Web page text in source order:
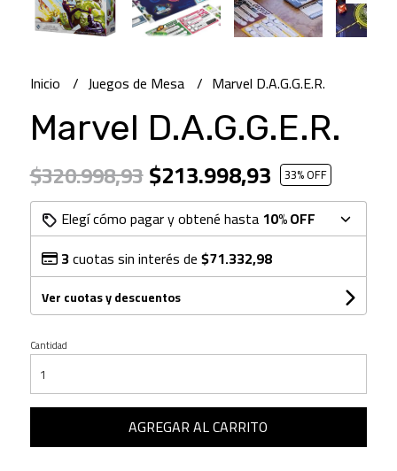
Inicio Juegos de Mesa Marvel D.A.G.G.E.R.
Marvel D.A.G.G.E.R.
$320.998,93$213.998,93 33% OFF
Elegí cómo pagar y obtené hasta 10% OFF
3cuotas sin interés de$71.332,98
Ver cuotas y descuentos
Cantidad
AGREGAR AL CARRITO